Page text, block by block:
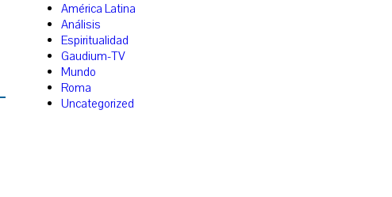
América Latina
Análisis
Espiritualidad
Gaudium-TV
Mundo
Roma
Uncategorized